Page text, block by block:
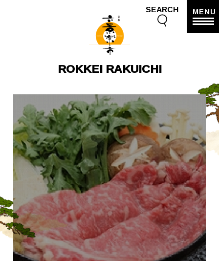
ROKKEI RAKUICHI
SEARCH MENU